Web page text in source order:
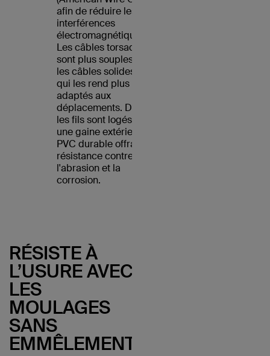
afin de réduire les
interférences
électromagnétiques.
Les câbles torsadés
sont plus souples que
les câbles solides, ce
qui les rend plus
adaptés aux
déplacements. De plus,
les fils sont logés dans
une gaine extérieure en
PVC durable offrant une
résistance contre
l'abrasion et la
corrosion.
RÉSISTE À
L’USURE AVEC
LES
MOULAGES
SANS
EMMÊLEMENT